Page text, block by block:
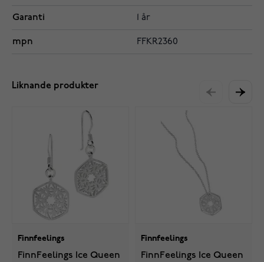
Garanti 1 år
mpn FFKR2360
Liknande produkter
Finnfeelings
FinnFeelings Ice Queen
Finnfeelings
FinnFeelings Ice Queen